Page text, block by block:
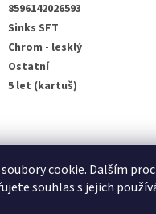
cookie. Dalším
souhlas s jejich
8596142026593
Sinks SFT
Chrom - lesklý
Ostatní
5 let (kartuš)
stavební pouzdra SCRIGNO